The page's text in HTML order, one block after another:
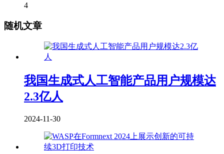
4
随机文章
我国生成式人工智能产品用户规模达
2.3亿人
2024-11-30